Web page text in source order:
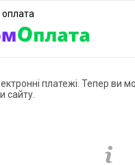
платежі. Тепер ви
сайту.